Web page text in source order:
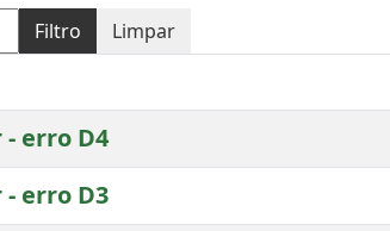
Filtro Limpar
erro D4
erro D3